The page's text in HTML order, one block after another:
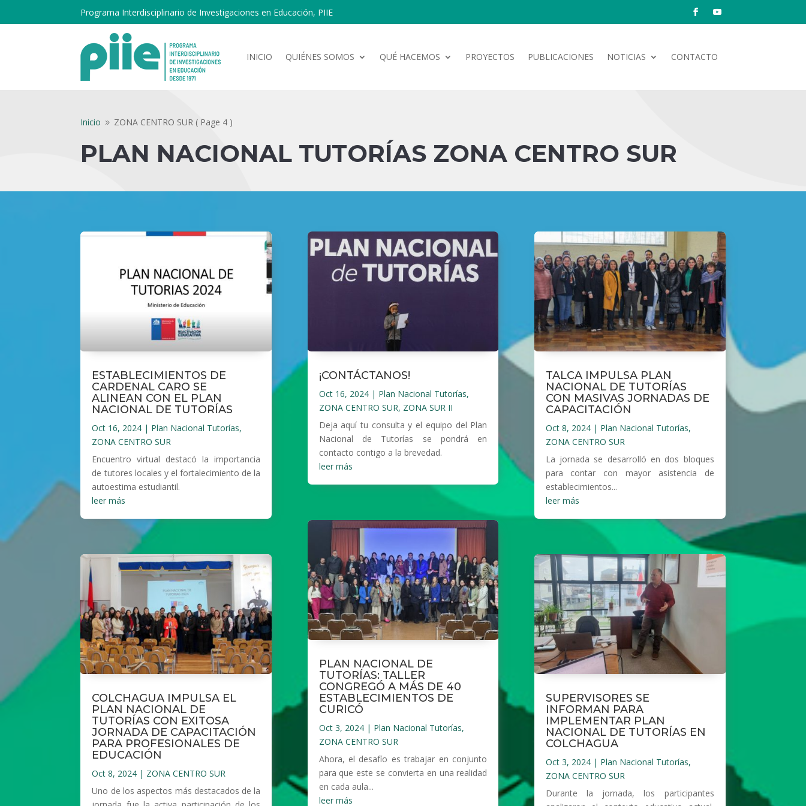
Programa Interdisciplinario de Investigaciones en Educación, PIIE
INICIO QUIÉNES SOMOS QUÉ HACEMOS PROYECTOS PUBLICACIONES NOTICIAS CONTACTO
Inicio 9 ZONA CENTRO SUR ( Page 4 )
PLAN NACIONAL TUTORÍAS ZONA CENTRO SUR
ESTABLECIMIENTOS DE
CARDENAL CARO SE
ALINEAN CON EL PLAN
NACIONAL DE TUTORÍAS
Oct 16, 2024 | Plan Nacional Tutorías,
ZONA CENTRO SUR
Encuentro virtual destacó la importancia
de tutores locales y el fortalecimiento de la
autoestima estudiantil.
leer más
COLCHAGUA IMPULSA EL
PLAN NACIONAL DE
TUTORÍAS CON EXITOSA
JORNADA DE CAPACITACIÓN
PARA PROFESIONALES DE
EDUCACIÓN
Oct 8, 2024 | ZONA CENTRO SUR
Uno de los aspectos más destacados de la
¡CONTÁCTANOS!
Oct 16, 2024| Plan Nacional Tutorías,
ZONA CENTRO SUR, ZONA SUR II
Deja aquí tu consulta y el equipo del Plan
Nacional de Tutorías se pondrá en
contacto contigo a la brevedad.
leer más
PLAN NACIONAL DE
TUTORÍAS: TALLER
CONGREGÓ A MÁS DE 40
ESTABLECIMIENTOS DE
CURICÓ
Oct 3, 2024| Plan Nacional Tutorías,
ZONA CENTRO SUR
Ahora, el desafío es trabajar en conjunto
para que este se convierta en una realidad
en cada aula...
leer más
TALCA IMPULSA PLAN
NACIONAL DE TUTORÍAS
CON MASIVAS JORNADAS DE
CAPACITACIÓN
Oct 8, 2024| Plan Nacional Tutorías,
ZONA CENTRO SUR
La jornada se desarrolló en dos bloques
para contar con mayor asistencia de
establecimientos...
leer más
SUPERVISORES SE
INFORMAN PARA
IMPLEMENTAR PLAN
NACIONAL DE TUTORÍAS EN
COLCHAGUA
Oct 3, 2024| Plan Nacional Tutorías,
ZONA CENTRO SUR
Durante la jornada, los participantes